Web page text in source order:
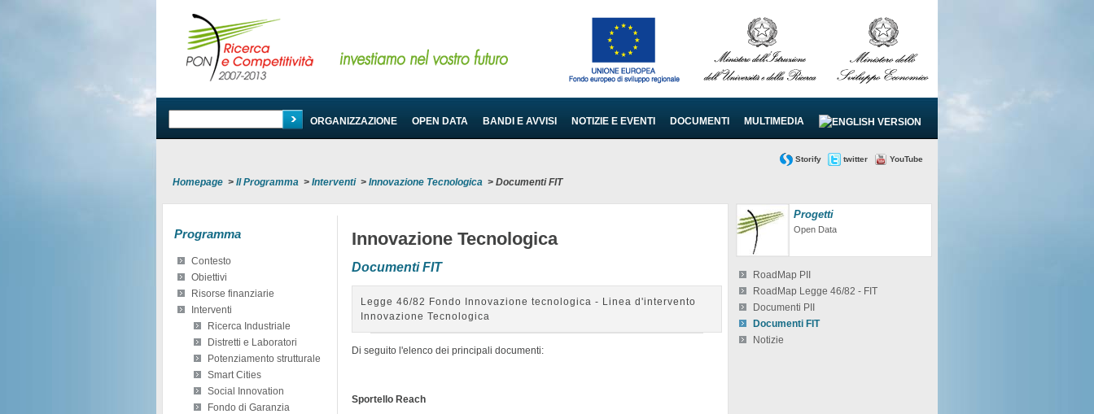
PROGRAMMA ORGANIZZAZIONE OPEN DATA BANDI E AVVISI NOTIZIE E EVENTI DOCUMENTI MULTIMEDIA
Storify twitter YouTube
Homepage > Il Programma > Interventi> Innovazione Tecnologica > Documenti FIT
Programma
Contesto
Obiettivi
Risorse finanziarie
Interventi
Ricerca Industriale
Distretti e Laboratori
Potenziamento strutturale
Smart Cities
Social Innovation
Fondo di Garanzia
Innovazione Tecnologica
Documenti FIT
Legge 46/82 Fondo Innovazione tecnologica - Linea d'intervento
Innovazione Tecnologica
Di seguito l'elenco dei principali documenti:
Sportello Reach
Progetti
Open Data
RoadMap PII
RoadMap Legge 46/82 - FIT
Documenti PII
Documenti FIT
Notizie